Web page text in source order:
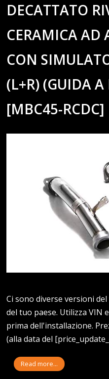
DECATTATO
CERAMICA AD
CON
(L+R) (GUIDA A
[MBC45-RCDC]
Ci sono diverse versioni
del tuo paese. Utilizza VIN
prima dell'installazione.
(alla data del
Read more...